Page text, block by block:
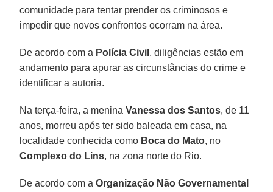
comunidade para tentar prender os criminosos e
impedir que novos confrontos ocorram na área.
De acordo com a Polícia Civil , diligências estão em
andamento para apurar as circunstâncias do crime e
identificar a autoria.
Na terça-feira, a meninaVanessa dos Santos, de 11
anos, morreu após ter sido baleada em casa, na
localidade conhecida como Boca do Mato, no
Complexo do Lins, na zona norte do Rio.
De acordo com aOrganização Não Governamental